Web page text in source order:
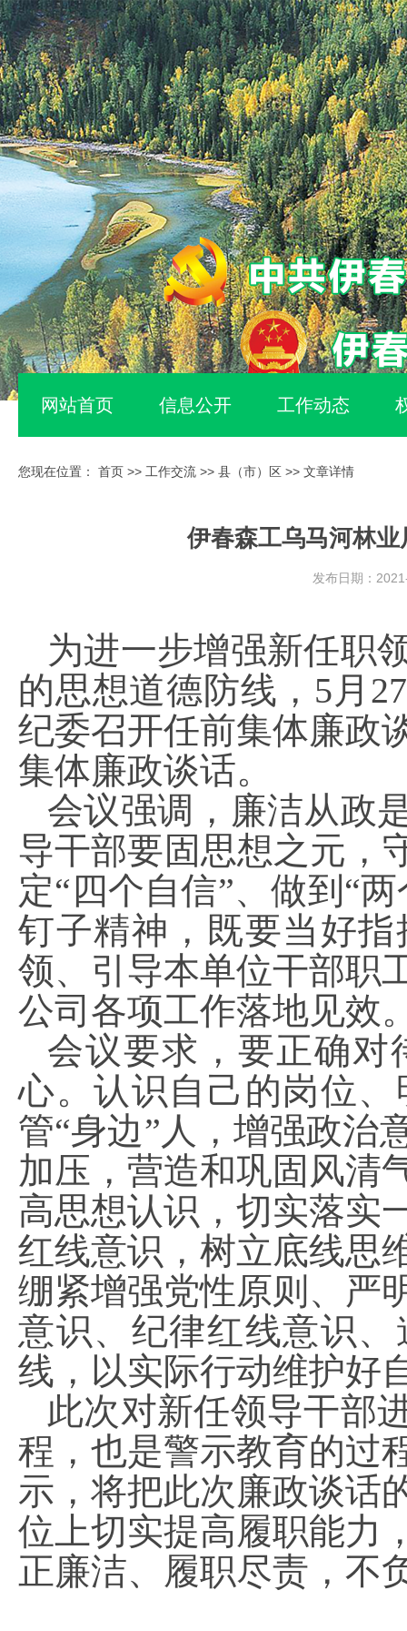
网站首页 信息公开 工作动态
您现在位置： 首页 >> 工作交流 >> 县（市）区 >> 文章详情
伊春森工乌马河林
发布日期：
为进一步增强新任职
的思想道德防线，5月
纪委召开任前集体廉政
集体廉政谈话。
会议强调，廉洁从政
导干部要固思想之元，
定“四个自信”、做到“
钉子精神，既要当好
领、引导本单位干部职
公司各项工作落地见效
会议要求，要正确对
心。认识自己的岗位
管“身边”人，增强政治
加压，营造和巩固风清
高思想认识，切实落实
红线意识，树立底线思
绷紧增强党性原则、严
意识、纪律红线意识
线，以实际行动维护好
此次对新任领导干部
程，也是警示教育的过
示，将把此次廉政谈话
位上切实提高履职能力
正廉洁、履职尽责，不